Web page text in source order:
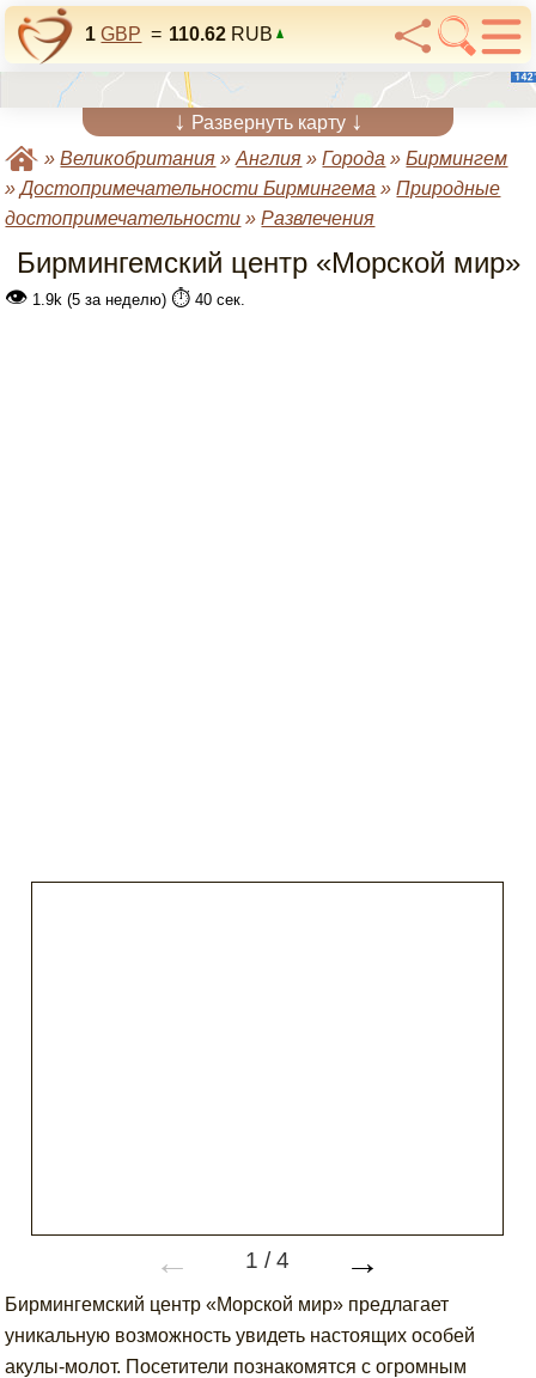
1 GBP = 110.62 RUB
↓ Развернуть карту ↓
»Великобритания »Англия »Города »Бирмингем
»Достопримечательности Бирмингема »Природные
достопримечательности »Развлечения
Бирмингемский центр «Морской мир»
👁 1.9k (5 за неделю) ⏱️ 40 сек.
← 1 /4 →
Бирмингемский центр «Морской мир» предлагает
уникальную возможность увидеть настоящих особей
акулы-молот. Посетители познакомятся с огромным